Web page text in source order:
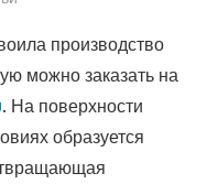
производство
можно заказать на
. На поверхности
образуется